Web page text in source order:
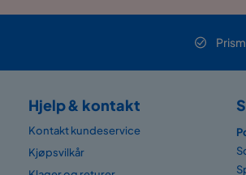
Hjelp & kontakt
Kontakt kundeservice
Kjøpsvilkår